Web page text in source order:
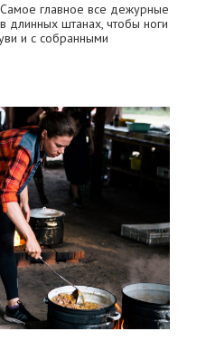
главное все дежурные
длинных штанах, чтобы ноги
и с собранными